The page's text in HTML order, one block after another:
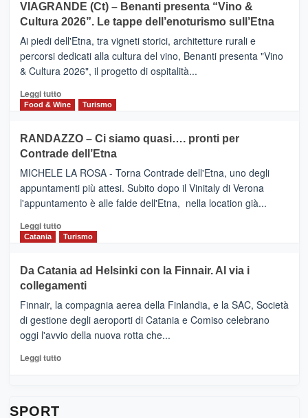
Anche
la
Alcantara
nei
primi
nella
classifica
IL
SAN
DOMENICO
PALACE
TAORMINA,
UN
HOTEL
FOUR
IL
NUOVO
SUMMER
CLUB
VIAGRANDE (Ct) – Benanti presenta “Vino &
Cultura 2026”. Le tappe dell’enoturismo sull’Etna
Ai piedi dell'Etna, tra vigneti storici, architetture rurali e
percorsi dedicati alla cultura del vino, Benanti presenta "Vino
& Cultura 2026", il progetto di ospitalità...
Leggi tuttoLeggi
di
VIAGRANDE
(Ct)
–
Benanti
presenta
“Vino
&
Cultura
tappe
dell’enoturismo
Food & Wine Turismo
RANDAZZO – Ci siamo quasi…. pronti per
Contrade dell’Etna
MICHELE LA ROSA - Torna Contrade dell'Etna, uno degli
appuntamenti più attesi. Subito dopo il Vinitaly di Verona
l'appuntamento è alle falde dell'Etna, nella location già...
Leggi tuttoLeggi
di
RANDAZZO
–
Ci
siamo
quasi….
pronti
per
Catania Turismo
Da Catania ad Helsinki con la Finnair. Al via i
collegamenti
Finnair, la compagnia aerea della Finlandia, e la SAC, Società
di gestione degli aeroporti di Catania e Comiso celebrano
oggi l'avvio della nuova rotta che...
Leggi tuttoLeggi
SPORT